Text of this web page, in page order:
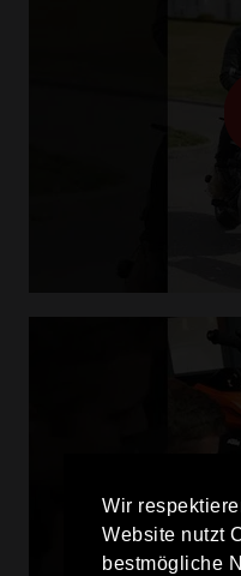
Wir
Website nutzt
bestmögliche